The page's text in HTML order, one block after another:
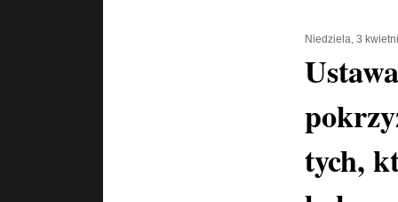
Niedziela, 3
tych,